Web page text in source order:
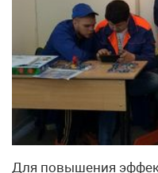
Для повышения